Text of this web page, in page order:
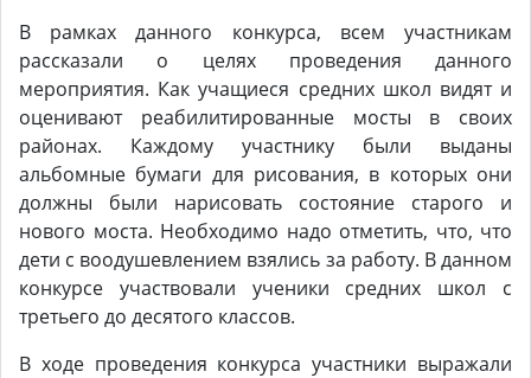
В рамках данного конкурса, всем участникам
рассказали о целях проведения данного
мероприятия. Как учащиеся средних школ видят и
оценивают реабилитированные мосты в своих
районах. Каждому участнику были выданы
альбомные бумаги для рисования, в которых они
должны были нарисовать состояние старого и
нового моста. Необходимо надо отметить, что, что
дети с воодушевлением взялись за работу. В данном
конкурсе участвовали ученики средних школ с
третьего до десятого классов.
В ходе проведения конкурса участники выражали